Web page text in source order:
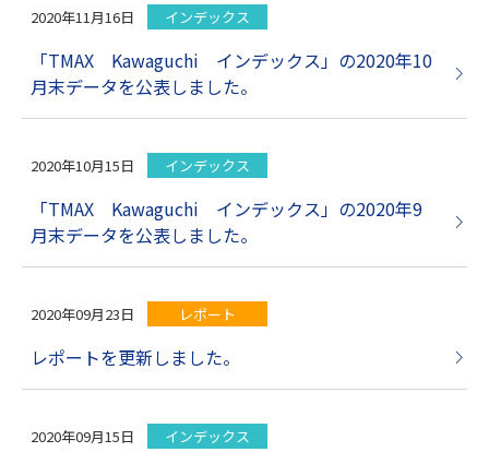
2020年11月16日 インデックス
「TMAX Kawaguchi インデックス」の2020年10
月末データを公表しました。
2020年10月15日 インデックス
「TMAX Kawaguchi インデックス」の2020年9
月末データを公表しました。
2020年09月23日 レポート
レポートを更新しました。
2020年09月15日 インデックス